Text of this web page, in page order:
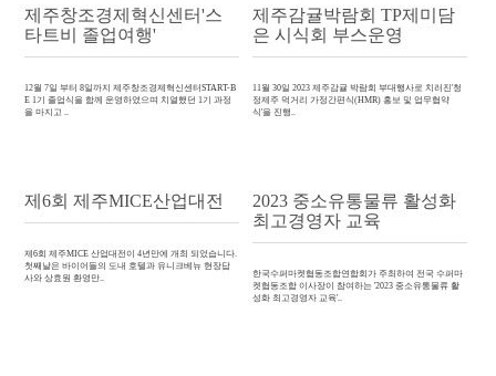
제주창조경제혁신센터'스
타트비 졸업여행'
12월 7일 부터 8일까지 제주창조경제혁신센터START-B
E 1기 졸업식을 함께 운영하였으며 치열했던 1기 과정
을 마지고 ..
제주감귤박람회 TP제미담
은 시식회 부스운영
11월 30일 2023 제주감귤 박람회 부대행사로 치러진'청
정제주 먹거리 가정간편식(HMR) 홍보 및 업무협약
식'을 진행..
제6회 제주MICE산업대전
제6회 제주MICE 산업대전이 4년만에 개최 되었습니다.
첫째날은 바이어들의 도내 호텔과 유니크베뉴 현장답
사와 상효원 환영만..
2023 중소유통물류 활성화
최고경영자 교육
한국수퍼마켓협동조합연합회가 주최하여 전국 수퍼마
켓협동조합 이사장이 참여하는 '2023 중소유통물류 활
성화 최고경영자 교육'..